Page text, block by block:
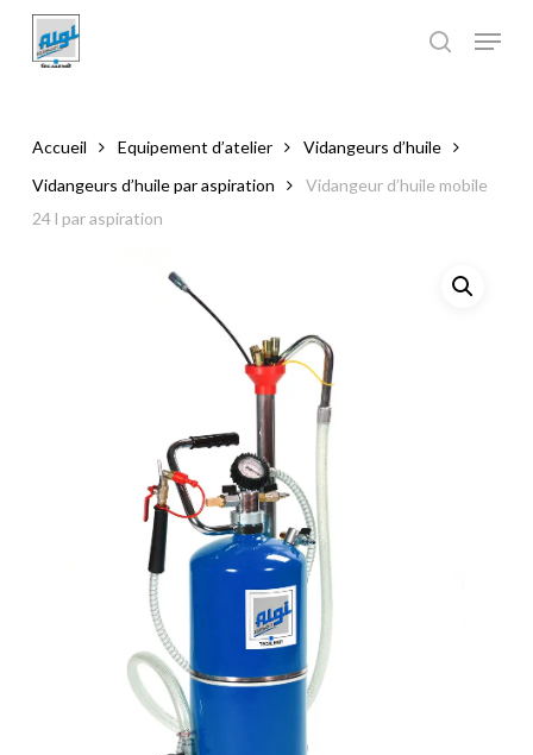
main
Accueil Equipement d’atelier
Vidangeurs d’huile
Vidangeurs d’huile par aspiration
Vidangeur d’huile mobile
24 l par aspiration